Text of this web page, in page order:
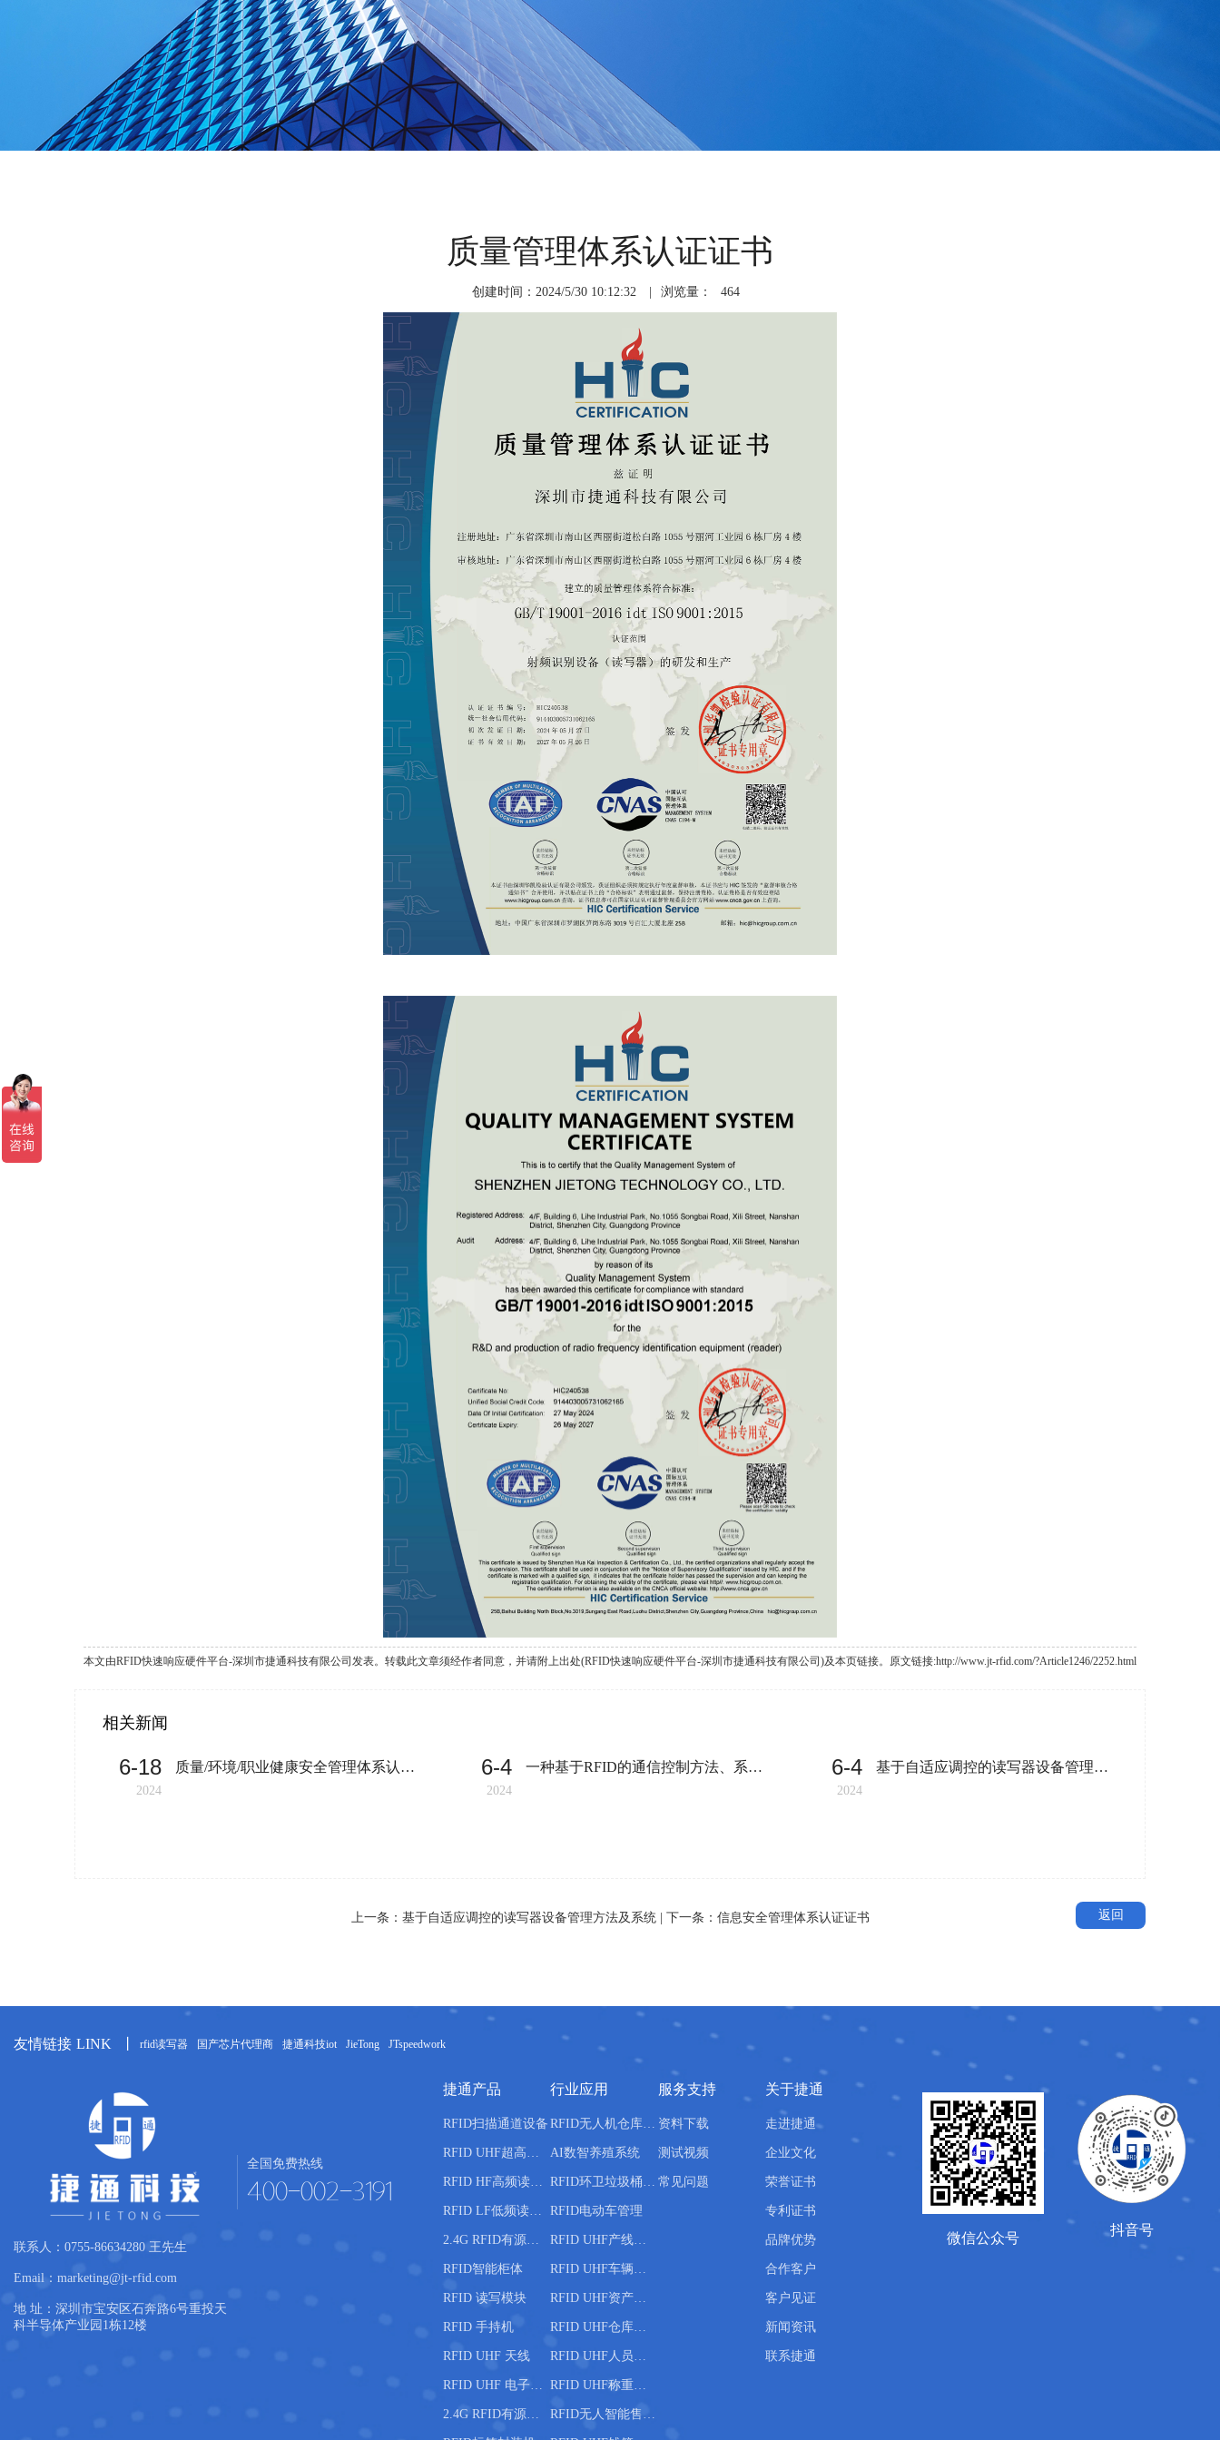
质量管理体系认证证书
创建时间：2024/5/30 10:12:32 浏览量： 464
本文由RFID快速响应硬件平台-深圳市捷通科技有限公司发表。转载此文章须经作者同意，并请附上出处(RFID快速响应硬件平台-深圳市捷通科技有限公司)及本页链接。原文链接:http://www.jt-rfid.com/?Article1246/2252.html
相关新闻
6-18
2024
质量/环境/职业健康安全管理体系认证证书 6-4
2024
一种基于RFID的通信控制方法、系统及存储介质 6-4
2024
基于自适应调控的读写器设备管理方法及系统
上一条： 基于自适应调控的读写器设备管理方法及系统| 下一条： 信息安全管理体系认证证书 返回
友情链接 LINK rfid读写器 国产芯片代理商 捷通科技iot JieTong JTspeedwork
联系人：0755-86634280 王先生
Email：marketing@jt-rfid.com
地 址：深圳市宝安区石奔路6号重投天
科半导体产业园1栋12楼
全国免费热线
400-002-3191
捷通产品
RFID扫描通道设备
RFID UHF超高频读写器
RFID HF高频读写器
RFID LF低频读写器
2.4G RFID有源读写器
RFID智能柜体
RFID 读写模块
RFID 手持机
RFID UHF 天线
RFID UHF 电子标签
2.4G RFID有源电子标签
行业应用
RFID无人机仓库盘点
AI数智养殖系统
RFID环卫垃圾桶分类管理
RFID电动车管理
RFID UHF产线管理
RFID UHF车辆管理
RFID UHF资产管理
RFID UHF仓库管理
RFID UHF人员管理
RFID UHF称重管理
RFID无人智能售货柜
服务支持
资料下载
测试视频
常见问题
关于捷通
走进捷通
企业文化
荣誉证书
专利证书
品牌优势
合作客户
客户见证
新闻资讯
联系捷通
微信公众号
抖音号